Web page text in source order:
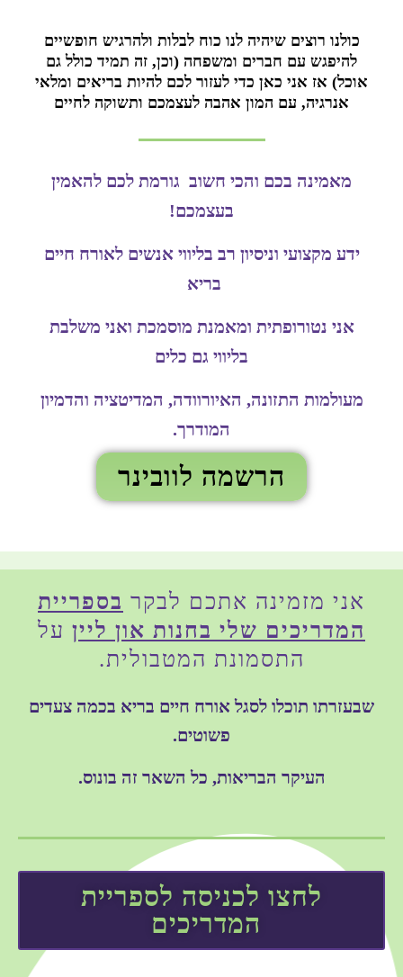
כולנו רוצים שיהיה לנו כוח לבלות ולהרגיש חופשיים
להיפגש עם חברים ומשפחה (וכן, זה תמיד כולל גם
אוכל) אז אני כאן כדי לעזור לכם להיות בריאים ומלאי
אנרגיה, עם המון אהבה לעצמכם ותשוקה לחיים
מאמינה בכם והכי חשוב גורמת לכם להאמין
בעצמכם!
ידע מקצועי וניסיון רב בליווי אנשים לאורח חיים
בריא
אני נטורופתית ומאמנת מוסמכת ואני משלבת
בליווי גם כלים
מעולמות התזונה, האיורוודה, המדיטציה והדמיון
המודרך.
הרשמה לוובינר
אני מזמינה אתכם לבקר בספריית
המדריכים שלי בחנות און ליין על
התסמונת המטבולית.
שבעזרתו תוכלו לסגל אורח חיים בריא בכמה צעדים
פשוטים.
העיקר הבריאות, כל השאר זה בונוס.
לחצו לכניסה לספריית
המדריכים